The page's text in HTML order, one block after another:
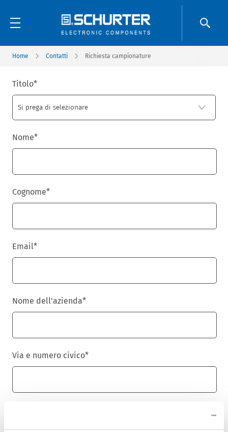
Home Contatti Richiesta campionature
Titolo*
Nome*
Cognome*
Email*
Nome dell'azienda*
Via e numero civico*